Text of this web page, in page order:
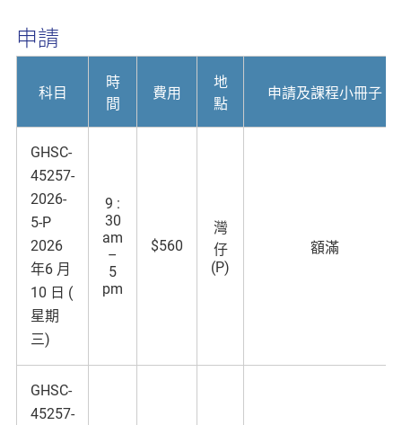
申請
科目
時
間
費用
地
點
申請及課程小冊子
GHSC-
45257-
2026-
5-P
2026
年6 月
10 日 (
星期
三)
9 :
30
am
–
5
pm
$560
灣
仔
(P)
額滿
GHSC-
45257-